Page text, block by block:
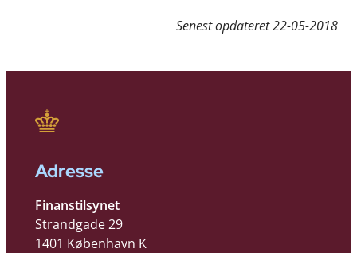
Senest opdateret22-05-2018
Adresse
Finanstilsynet
Strandgade 29
1401 København K